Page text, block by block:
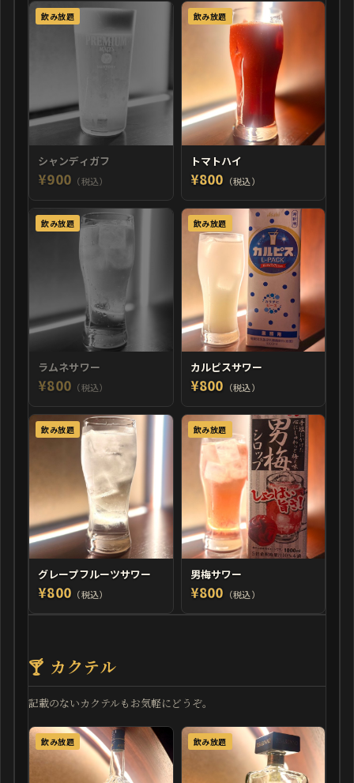
飲み放題
シャンディガフ
¥900 （税込）
飲み放題
トマトハイ
¥800 （税込）
飲み放題
ラムネサワー
¥800 （税込）
飲み放題
カルピスサワー
¥800 （税込）
飲み放題
グレープフルーツサワー
¥800 （税込）
飲み放題
男梅サワー
¥800 （税込）
🍸 カクテル
記載のないカクテルもお気軽にどうぞ。
飲み放題 飲み放題